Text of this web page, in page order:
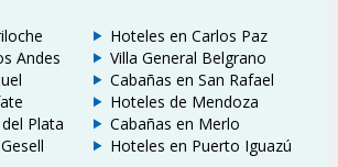
Andes
Plata
Hoteles en Carlos Paz
Villa General Belgrano
Cabañas en San Rafael
Hoteles de Mendoza
Cabañas en Merlo
Hoteles en Puerto Iguazú